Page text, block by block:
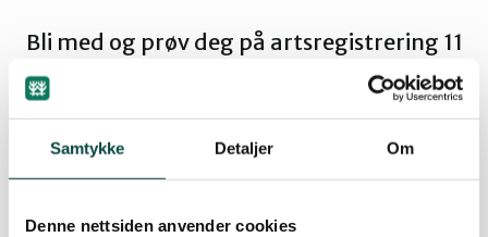
Samtykke Detaljer Om
Denne nettsiden anvender cookies
Grimstad
Kristiansand
Lillesand
Bli med og prøv deg på artsregistrering 11
juni klokken 19 på Kroodden!
Bykristiansand